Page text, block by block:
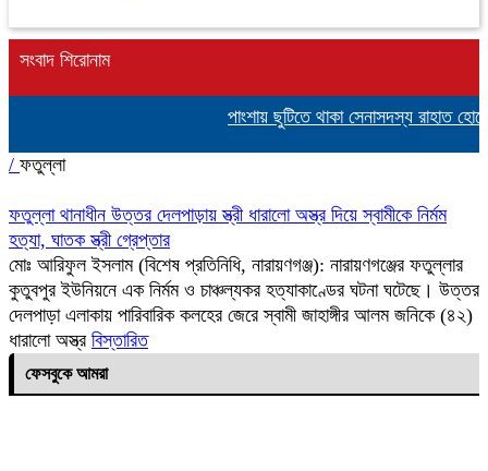
সংবাদ শিরোনাম
পাংশায় ছুটিতে থাকা সেনাসদস্য রাহাত
/ ফতুল্লা
ফতুল্লা থানাধীন উত্তর দেলপাড়ায় স্ত্রী ধারালো অস্ত্র দিয়ে স্বামীকে নির্মম
হত্যা, ঘাতক স্ত্রী গ্রেপ্তার
মোঃ আরিফুল ইসলাম (​বিশেষ প্রতিনিধি, নারায়ণগঞ্জ): ​নারায়ণগঞ্জের ফতুল্লার
কুতুবপুর ইউনিয়নে এক নির্মম ও চাঞ্চল্যকর হত্যাকাণ্ডের ঘটনা ঘটেছে। উত্তর
দেলপাড়া এলাকায় পারিবারিক কলহের জেরে স্বামী জাহাঙ্গীর আলম জনিকে (৪২)
ধারালো অস্ত্র বিস্তারিত
ফেসবুকে আমরা